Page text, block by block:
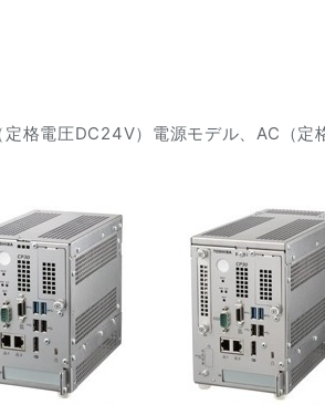
格電圧DC24V）電源モデル、AC（